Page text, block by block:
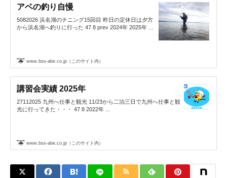
アベの釣り自慢
5082026 浜名湖のチニング15回目 昨日の定休日は夕方
から浜名湖へ釣りに行った 47 8 prev 2024年 2025年 ...
www.bss-abe.co.jp（このサイト内）
講習会実績 2025年
27112025 九州へ仕事と観光 11/23から二泊三日で九州へ仕事と観
光に行ってきた・・・ 47 8 2022年 ...
www.bss-abe.co.jp（このサイト内）